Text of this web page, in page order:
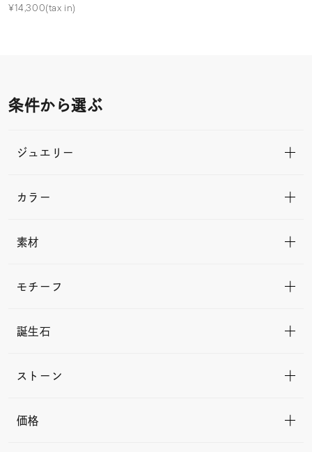
¥14,300(tax in)
条件から選ぶ
ジュエリー
カラー
素材
モチーフ
誕生石
ストーン
価格